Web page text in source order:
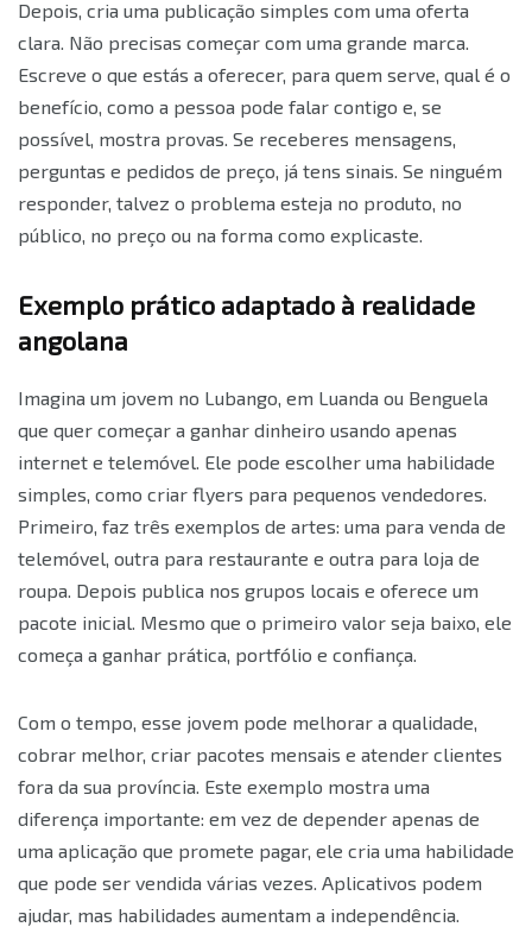
Depois, cria uma publicação simples com uma oferta
clara. Não precisas começar com uma grande marca.
Escreve o que estás a oferecer, para quem serve, qual é o
benefício, como a pessoa pode falar contigo e, se
possível, mostra provas. Se receberes mensagens,
perguntas e pedidos de preço, já tens sinais. Se ninguém
responder, talvez o problema esteja no produto, no
público, no preço ou na forma como explicaste.
Exemplo prático adaptado à realidade
angolana
Imagina um jovem no Lubango, em Luanda ou Benguela
que quer começar a ganhar dinheiro usando apenas
internet e telemóvel. Ele pode escolher uma habilidade
simples, como criar flyers para pequenos vendedores.
Primeiro, faz três exemplos de artes: uma para venda de
telemóvel, outra para restaurante e outra para loja de
roupa. Depois publica nos grupos locais e oferece um
pacote inicial. Mesmo que o primeiro valor seja baixo, ele
começa a ganhar prática, portfólio e confiança.
Com o tempo, esse jovem pode melhorar a qualidade,
cobrar melhor, criar pacotes mensais e atender clientes
fora da sua província. Este exemplo mostra uma
diferença importante: em vez de depender apenas de
uma aplicação que promete pagar, ele cria uma habilidade
que pode ser vendida várias vezes. Aplicativos podem
ajudar, mas habilidades aumentam a independência.